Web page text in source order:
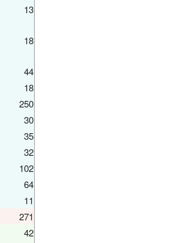
13
18
44
18
250
30
35
32
102
64
11
271
42